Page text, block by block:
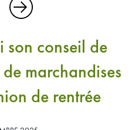
son conseil de
marchandises
de rentrée